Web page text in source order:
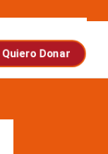
Quiero Donar